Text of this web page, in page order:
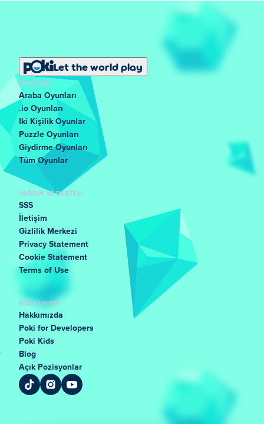
Let the world play
POPÜLER
Araba Oyunları
.io Oyunları
Iki Kişilik Oyunlar
Puzzle Oyunları
Giydirme Oyunları
Tüm Oyunlar
YARDIM VE DESTEK
SSS
İletişim
Gizlilik Merkezi
Privacy Statement
Cookie Statement
Terms of Use
BIZI TANIYIN
Hakkımızda
Poki for Developers
Poki Kids
Blog
Açık Pozisyonlar